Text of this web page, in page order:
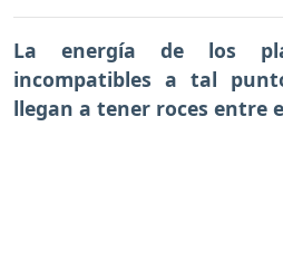
La energía de los
incompatibles a tal
llegan a tener roces entre